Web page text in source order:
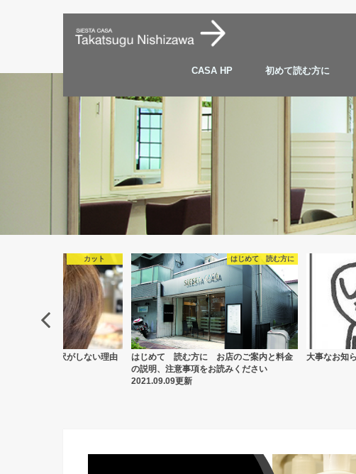
CASA HP 初めて読む方に
はじめて 読む方に
はじめて 読む方に お店のご案内と料金
の説明、注意事項をお読みください
大事なお知らせ